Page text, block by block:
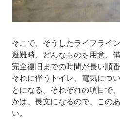
そこで、そうしたライフライ
避難時、どんなものを用意、
完全復旧までの時間が長い順
それに伴うトイレ、電気につ
とになる。それぞれの項目で
かは、長文になるので、この
い。